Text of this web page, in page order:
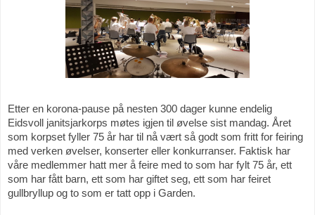
Etter en korona-pause på nesten 300 dager kunne endelig
Eidsvoll janitsjarkorps møtes igjen til øvelse sist mandag. Året
som korpset fyller 75 år har til nå vært så godt som fritt for feiring
med verken øvelser, konserter eller konkurranser. Faktisk har
våre medlemmer hatt mer å feire med to som har fylt 75 år, ett
som har fått barn, ett som har giftet seg, ett som har feiret
gullbryllup og to som er tatt opp i Garden.